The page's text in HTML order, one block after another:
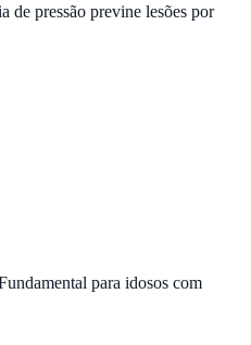
de pressão previne lesões por
para idosos com